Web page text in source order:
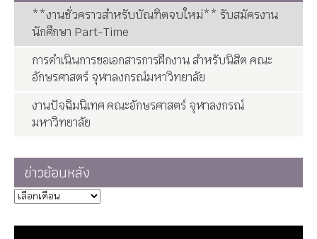
**งานชั่วคราวสำหรับบัณฑิตจบใหม่** รับสมัครงาน
นักศึกษา Part-Time
การดำเนินการขอเอกสารการฝึกงาน สำหรับนิสิต คณะ
อักษรศาสตร์ จุฬาลงกรณ์มหาวิทยาลัย
งานปัจฉิมนิเทศ คณะอักษรศาสตร์ จุฬาลงกรณ์
มหาวิทยาลัย
ข่าวย้อนหลัง